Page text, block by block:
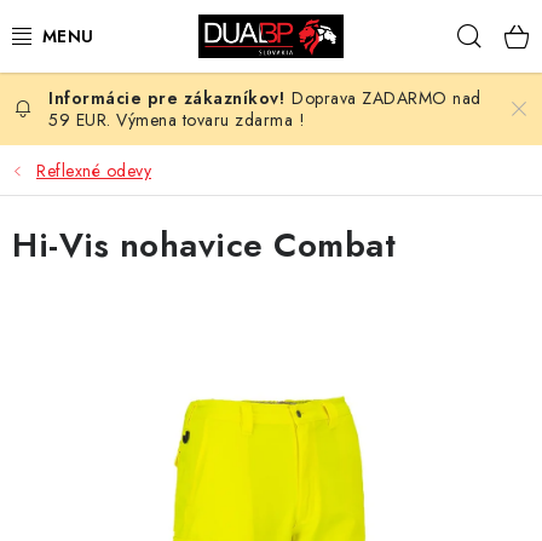
na
NOVÉ
PRACOVNÉ ODEVY
OBUV
OCHRANNÉ POMÔCKY
Doprava ZADARMO nad
59 EUR. Výmena tovaru zdarma !
Reflexné odevy
Hi-Vis nohavice Combat